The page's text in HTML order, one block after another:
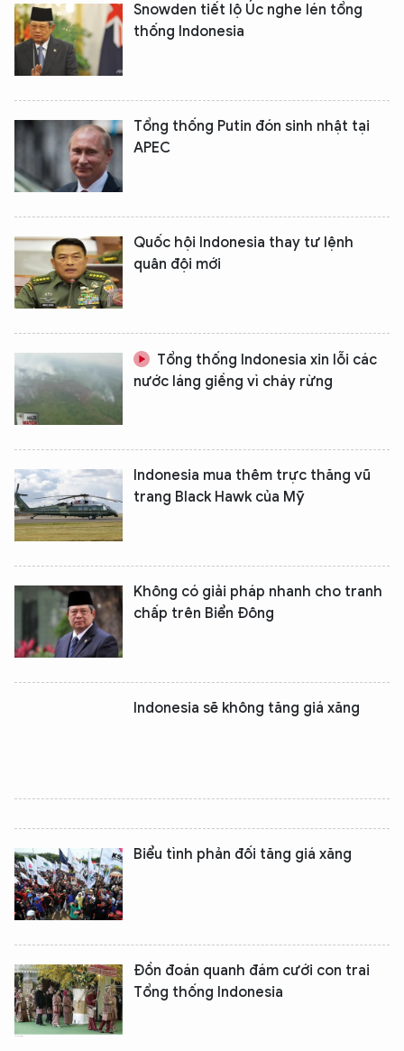
Snowden tiết lộ Úc nghe lén tổng
thống Indonesia
Tổng thống Putin đón sinh nhật tại
APEC
Quốc hội Indonesia thay tư lệnh
quân đội mới
Tổng thống Indonesia xin lỗi các
nước láng giềng vì cháy rừng
Indonesia mua thêm trực thăng vũ
trang Black Hawk của Mỹ
Không có giải pháp nhanh cho tranh
chấp trên Biển Đông
Indonesia sẽ không tăng giá xăng
Biểu tình phản đối tăng giá xăng
Đồn đoán quanh đám cưới con trai
Tổng thống Indonesia
XIN CHÀO,
TÔI LÀ CHATBOT CỦA
Hãy hỏi tôi bất kỳ điều gì bạn cần biết về